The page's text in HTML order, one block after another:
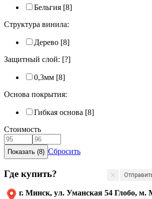
Бельгия [8]
Структура винила:
Дерево [8]
Защитный слой: [?]
0,3мм [8]
Основа покрытия:
Гибкая основа [8]
Стоимость
Сбросить
Где купить?
г. Минск, ул. Уманская 54 Глобо, м.